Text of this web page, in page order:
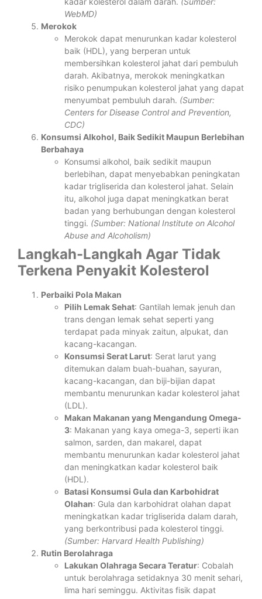
WebMD)
Merokok
Merokok dapat menurunkan kadar kolesterol
baik (HDL), yang berperan untuk
membersihkan kolesterol jahat dari pembuluh
darah. Akibatnya, merokok meningkatkan
risiko penumpukan kolesterol jahat yang dapat
menyumbat pembuluh darah. (Sumber:
Centers for Disease Control and Prevention,
CDC)
Konsumsi Alkohol, Baik Sedikit Maupun Berlebihan
Berbahaya
Konsumsi alkohol, baik sedikit maupun
berlebihan, dapat menyebabkan peningkatan
kadar trigliserida dan kolesterol jahat. Selain
itu, alkohol juga dapat meningkatkan berat
badan yang berhubungan dengan kolesterol
tinggi. (Sumber: National Institute on Alcohol
Abuse and Alcoholism)
Langkah-Langkah Agar Tidak
Terkena Penyakit Kolesterol
Perbaiki Pola Makan
Pilih Lemak Sehat: Gantilah lemak jenuh dan
trans dengan lemak sehat seperti yang
terdapat pada minyak zaitun, alpukat, dan
kacang-kacangan.
Konsumsi Serat Larut: Serat larut yang
ditemukan dalam buah-buahan, sayuran,
kacang-kacangan, dan biji-bijian dapat
membantu menurunkan kadar kolesterol jahat
(LDL).
Makan Makanan yang Mengandung Omega-
3: Makanan yang kaya omega-3, seperti ikan
salmon, sarden, dan makarel, dapat
membantu menurunkan kadar kolesterol jahat
dan meningkatkan kadar kolesterol baik
(HDL).
Batasi Konsumsi Gula dan Karbohidrat
Olahan: Gula dan karbohidrat olahan dapat
meningkatkan kadar trigliserida dalam darah,
yang berkontribusi pada kolesterol tinggi.
(Sumber: Harvard Health Publishing)
Rutin Berolahraga
Lakukan Olahraga Secara Teratur: Cobalah
untuk berolahraga setidaknya 30 menit sehari,
lima hari seminggu. Aktivitas fisik dapat